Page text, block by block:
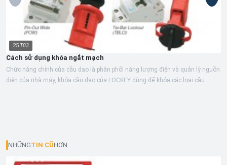
25 T03
Cách sử dụng khóa ngắt mạch
Chức năng chính của cầu dao là phân phối năng lượng điện và quản lý nguồn
điện của nhà máy, khóa cầu dao của LOCKEY dùng để khóa các loại cầu
NHỮNGTIN CŨHƠN